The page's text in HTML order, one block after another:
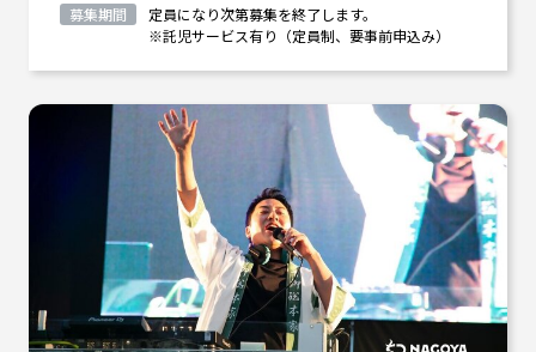
募集期間
定員になり次第募集を終了します。
※託児サービス有り（定員制、要事前申込み）